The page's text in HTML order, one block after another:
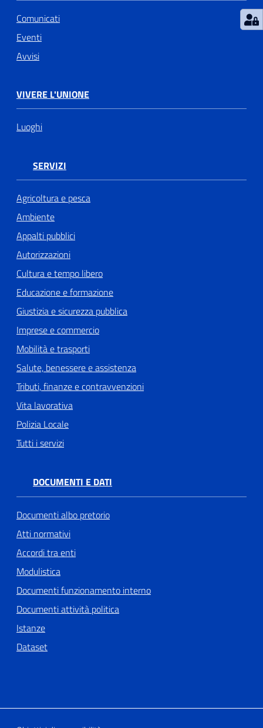
Comunicati
Eventi
Avvisi
VIVERE L'UNIONE
Luoghi
SERVIZI
Agricoltura e pesca
Ambiente
Appalti pubblici
Autorizzazioni
Cultura e tempo libero
Educazione e formazione
Giustizia e sicurezza pubblica
Imprese e commercio
Mobilità e trasporti
Salute, benessere e assistenza
Tributi, finanze e contravvenzioni
Vita lavorativa
Polizia Locale
Tutti i servizi
DOCUMENTI E DATI
Documenti albo pretorio
Atti normativi
Accordi tra enti
Modulistica
Documenti funzionamento interno
Documenti attività politica
Istanze
Dataset